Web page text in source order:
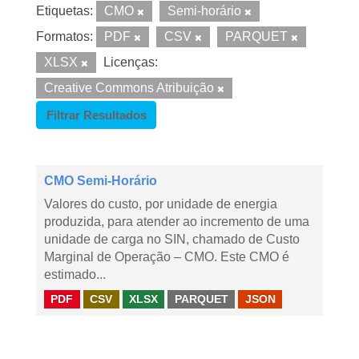
Etiquetas: CMO
Semi-horário
Formatos:
PDF CSV
PARQUET
XLSX
Licenças:
Creative Commons Atribuição
Filtrar Resultados
CMO Semi-Horário
Valores do custo, por unidade de energia
produzida, para atender ao incremento de uma
unidade de carga no SIN, chamado de Custo
Marginal de Operação – CMO. Este CMO é
estimado...
PDF CSV XLSX PARQUET JSON